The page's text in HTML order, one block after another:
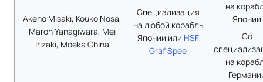
Akeno Misaki, Kouko Nosa,
Maron Yanagiwara, Mei
Irizaki, Moeka China
Специализация
на любой корабль
Японии или HSF
Graf Spee
на
Японии
Со
на